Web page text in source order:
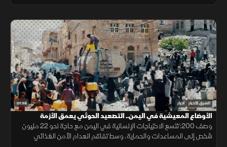
01:38 الشرق للأخبار أخبار
الأوضاع المعيشية في اليمن.. التصعيد الحوثي يعمق الأزمة
وصف 200: تتسع الاحتياجات الإنسانية في اليمن مع حاجة نحو 22 مليون
شخص إلى المساعدات والحماية، وسط تفاقم انعدام الأمن الغذائي